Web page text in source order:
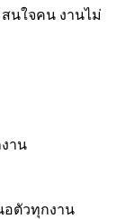
จคน งานไม่
ขี้โม้
งทุกงาน
ทุกงาน